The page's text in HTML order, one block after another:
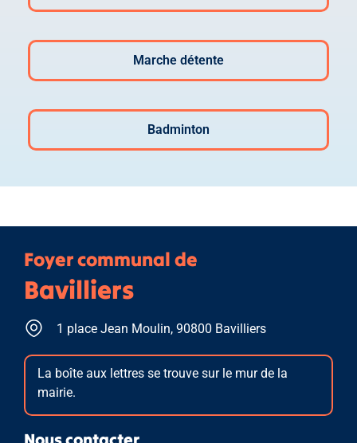
Marche détente
Badminton
Foyer communal de
Bavilliers
1 place Jean Moulin, 90800 Bavilliers
La boîte aux lettres se trouve sur le mur de la
mairie.